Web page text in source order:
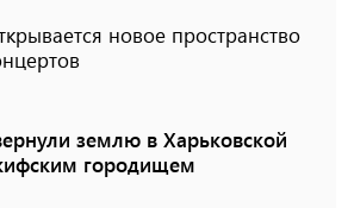
новое пространство
землю в Харьковской
городищем